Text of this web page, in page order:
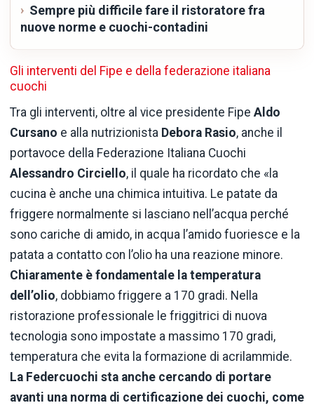
Sempre più difficile fare il ristoratore fra
nuove norme e cuochi-contadini
Gli interventi del Fipe e della federazione italiana
cuochi
Tra gli interventi, oltre al vice presidente Fipe Aldo
Cursano e alla nutrizionista Debora Rasio, anche il
portavoce della Federazione Italiana Cuochi
Alessandro Circiello, il quale ha ricordato che «la
cucina è anche una chimica intuitiva. Le patate da
friggere normalmente si lasciano nell’acqua perché
sono cariche di amido, in acqua l’amido fuoriesce e la
patata a contatto con l’olio ha una reazione minore.
Chiaramente è fondamentale la temperatura
dell’olio, dobbiamo friggere a 170 gradi. Nella
ristorazione professionale le friggitrici di nuova
tecnologia sono impostate a massimo 170 gradi,
temperatura che evita la formazione di acrilammide.
La Federcuochi sta anche cercando di portare
avanti una norma di certificazione dei cuochi, come